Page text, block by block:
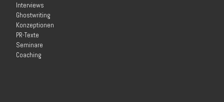
Interviews
Ghostwriting
Konzeptionen
PR-Texte
Seminare
Coaching